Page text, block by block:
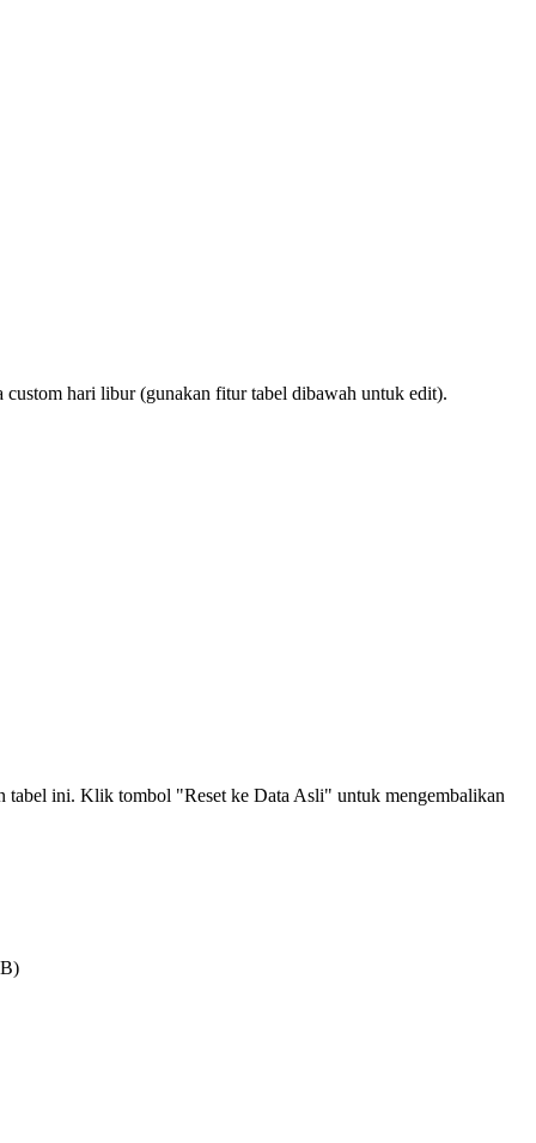
hari libur (gunakan fitur tabel dibawah untuk edit).
tabel ini. Klik tombol "Reset ke Data Asli" untuk mengembalikan